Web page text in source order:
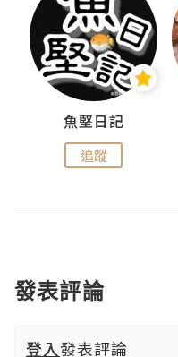
魚堅日記
追蹤
發表評論
登入發表評論